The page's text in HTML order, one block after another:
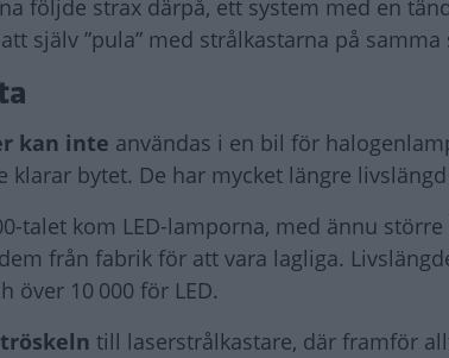
följde strax därpå, ett system med en
själv ”pula” med strålkastarna på
kan inte användas i en bil för
klarar bytet. De har mycket längre
talet kom LED-lamporna, med ännu
från fabrik för att vara lagliga.
över 10 000 för LED.
till laserstrålkastare, där framför